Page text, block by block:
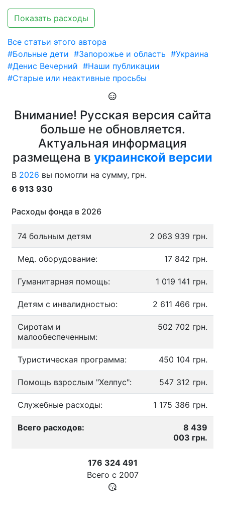
Показать расходы
Все статьи этого автора
#Больные дети #Запорожье и область #Украина
#Денис Вечерний #Наши публикации
#Старые или неактивные просьбы
Внимание! Русская версия сайта
больше не обновляется.
Актуальная информация
размещена в украинской версии
В 2026 вы помогли на сумму, грн.
6 913 930
Расходы фонда в 2026
74 больным детям 2 063 939 грн.
Мед. оборудование: 17 842 грн.
Гуманитарная помощь: 1 019 141 грн.
Детям с инвалидностью: 2 611 466 грн.
Сиротам и
малообеспеченным:
502 702 грн.
Туристическая программа: 450 104 грн.
Помощь взрослым "Хелпус": 547 312 грн.
Служебные расходы: 1 175 386 грн.
Всего расходов:
8 439
003 грн.
176 324 491
Всего с 2007